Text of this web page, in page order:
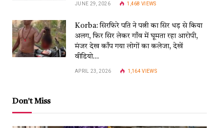
JUNE 29, 2026 1,468VIEWS
Korba: सिरफिरे पति ने पत्नी का सिर धड़ से किया
अलग, फिर सिर लेकर गाँव में घूमता रहा आरोपी,
मंजर देख काँप गया लोगों का कलेजा, देखें
वीडियो…
APRIL 23, 2026 1,164VIEWS
Don't Miss